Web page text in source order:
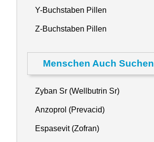
Y-Buchstaben Pillen
Z-Buchstaben Pillen
Menschen Auch Suchen
Zyban Sr (Wellbutrin Sr)
Anzoprol (Prevacid)
Espasevit (Zofran)